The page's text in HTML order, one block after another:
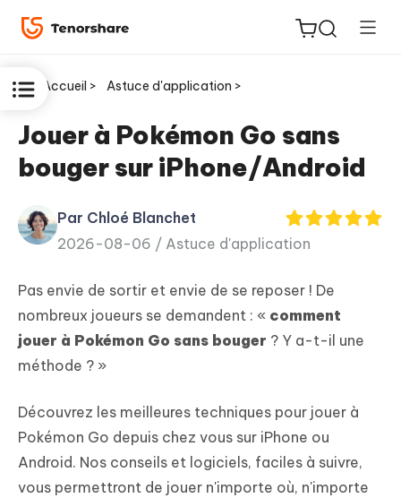
ReiBoot
for iOS
PDNob
Editor
iAnyGo
Accueil > Astuce d'application >
Jouer à Pokémon Go sans
bouger sur iPhone/Android
Par Chloé Blanchet
2026-08-06 / Astuce d'application
Pas envie de sortir et envie de se reposer ! De
nombreux joueurs se demandent : « comment
jouer à Pokémon Go sans bouger ? Y a-t-il une
méthode ? »
Découvrez les meilleures techniques pour jouer à
Pokémon Go depuis chez vous sur iPhone ou
Android. Nos conseils et logiciels, faciles à suivre,
vous permettront de jouer n'importe où, n'importe